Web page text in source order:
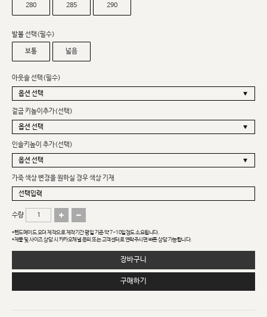
280 285 290
발볼 선택(필수)
보통 넓음
아웃솔 선택(필수)
겉굽 키높이추가(선택)
인솔키높이 추가(선택)
가죽 색상 변경을 원하실 경우 색상 기재
수량
*핸드메이드 오더 제작으로 제작기간 평일 기준 약 7~10일정도 소요됩니다.
*제품 및 사이즈 상담 시 카카오채널 문의 또는 고객센터로 연락주시면 빠른 상담 가능합니다.
장바구니
구매하기